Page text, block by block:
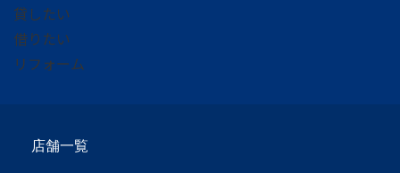
貸したい
借りたい
リフォーム
店舗一覧